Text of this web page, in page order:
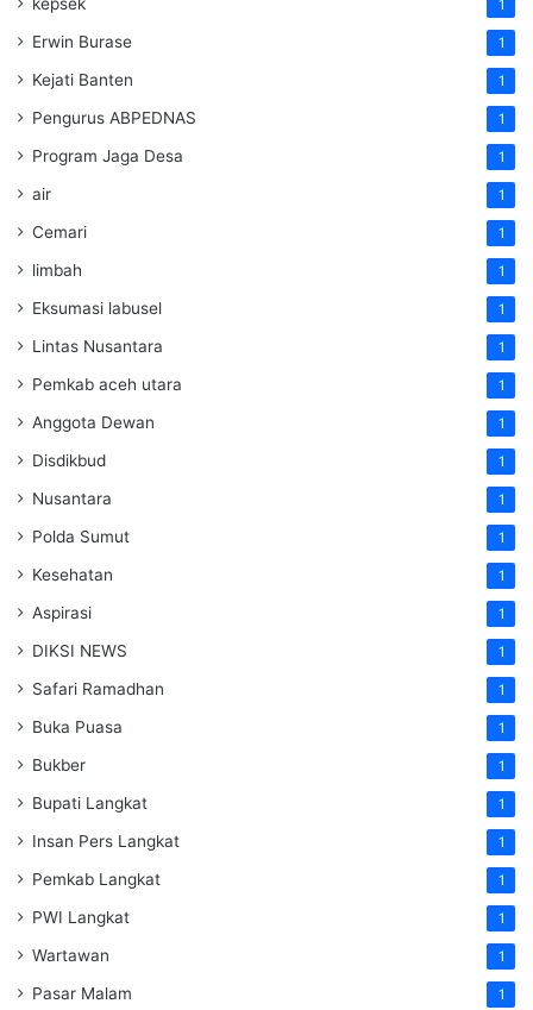
1
Erwin Burase 1
Kejati Banten 1
Pengurus ABPEDNAS 1
Program Jaga Desa 1
air 1
Cemari 1
limbah 1
Eksumasi labusel 1
Lintas Nusantara 1
Pemkab aceh utara 1
Anggota Dewan 1
Disdikbud 1
Nusantara 1
Polda Sumut 1
Kesehatan 1
Aspirasi 1
DIKSI NEWS 1
Safari Ramadhan 1
Buka Puasa 1
Bukber 1
Bupati Langkat 1
Insan Pers Langkat 1
Pemkab Langkat 1
PWI Langkat 1
Wartawan 1
Pasar Malam 1